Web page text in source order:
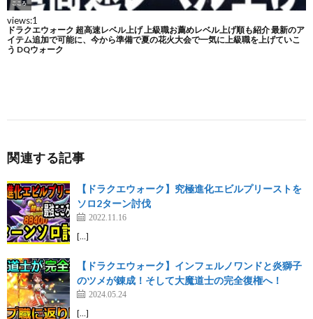
関連する記事
【ドラクエウォーク】究極進化エビルプリーストを
ソロ2ターン討伐
2022.11.16
[…]
【ドラクエウォーク】インフェルノワンドと炎獅子
のツメが錬成！そして大魔道士の完全復権へ！
2024.05.24
[…]